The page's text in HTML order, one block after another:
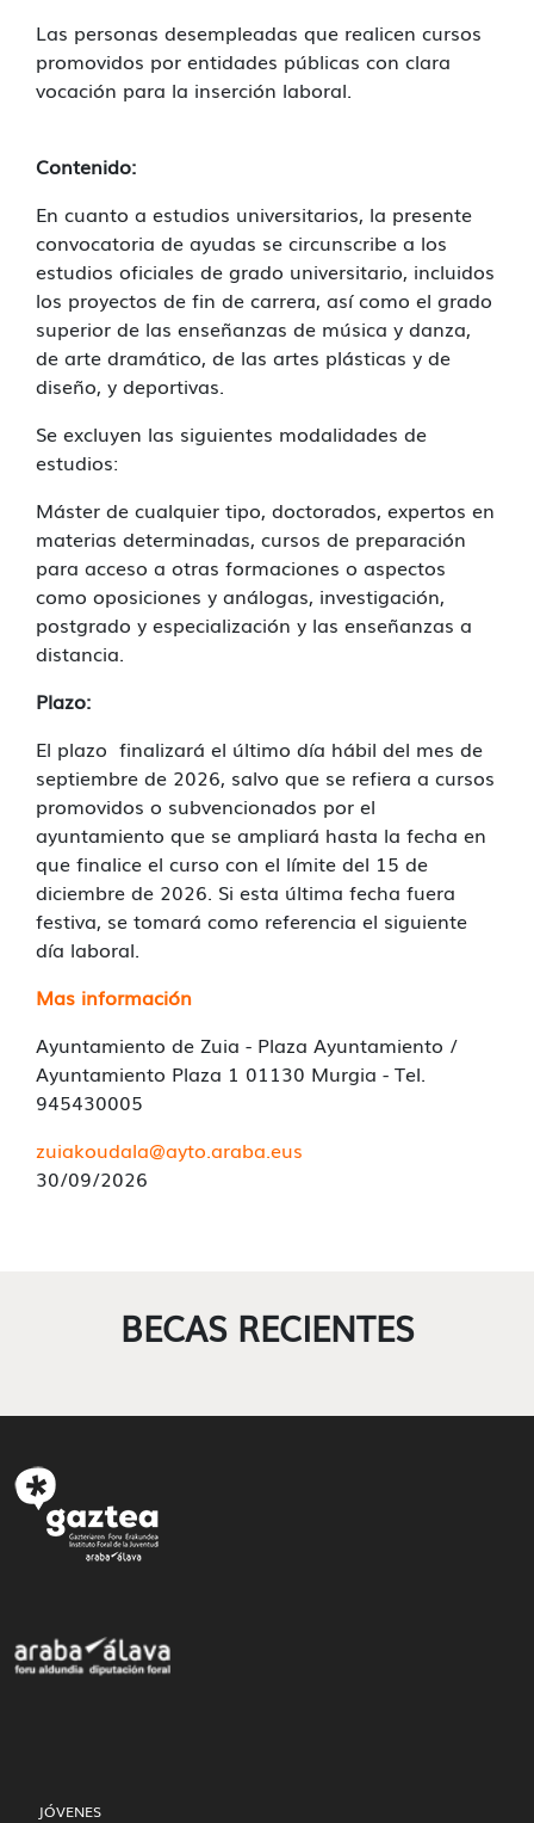
Las personas desempleadas que realicen cursos
promovidos por entidades públicas con clara
vocación para la inserción laboral.
Contenido:
En cuanto a estudios universitarios, la presente
convocatoria de ayudas se circunscribe a los
estudios oficiales de grado universitario, incluidos
los proyectos de fin de carrera, así como el grado
superior de las enseñanzas de música y danza,
de arte dramático, de las artes plásticas y de
diseño, y deportivas.
Se excluyen las siguientes modalidades de
estudios:
Máster de cualquier tipo, doctorados, expertos en
materias determinadas, cursos de preparación
para acceso a otras formaciones o aspectos
como oposiciones y análogas, investigación,
postgrado y especialización y las enseñanzas a
distancia.
Plazo:
El plazo finalizará el último día hábil del mes de
septiembre de 2026, salvo que se refiera a cursos
promovidos o subvencionados por el
ayuntamiento que se ampliará hasta la fecha en
que finalice el curso con el límite del 15 de
diciembre de 2026. Si esta última fecha fuera
festiva, se tomará como referencia el siguiente
día laboral.
Mas información
Ayuntamiento de Zuia - Plaza Ayuntamiento /
Ayuntamiento Plaza 1 01130 Murgia - Tel.
945430005
zuiakoudala@ayto.araba.eus
30/09/2026
BECAS RECIENTES
JÓVENES